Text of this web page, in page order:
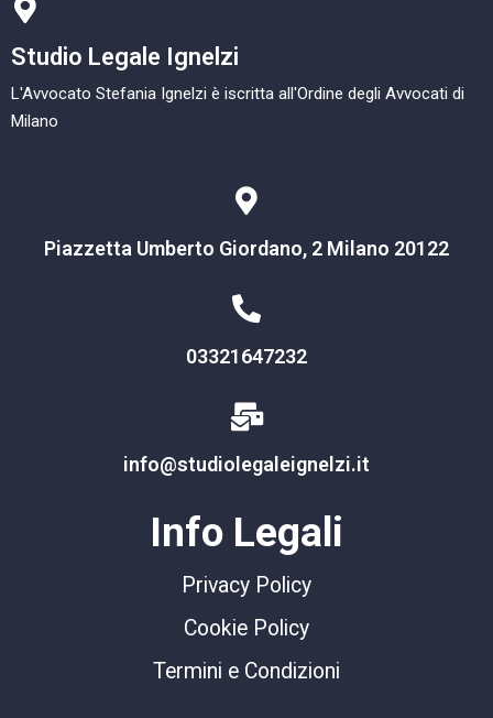
Studio Legale Ignelzi
L'Avvocato Stefania Ignelzi è iscritta all'Ordine degli Avvocati di
Milano
Piazzetta Umberto Giordano, 2 Milano 20122
03321647232
info@studiolegaleignelzi.it
Info Legali
Privacy Policy
Cookie Policy
Termini e Condizioni